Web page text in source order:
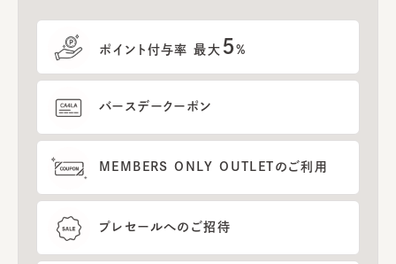
ポイント付与率 最大 5%
バースデークーポン
MEMBERS ONLY OUTLETのご利用
プレセールへのご招待